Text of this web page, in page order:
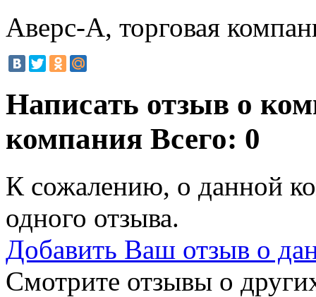
Аверс-А, торговая
Написать отзыв о
компания Всего: 0
К сожалению, о данной
одного отзыва.
Добавить Ваш отзыв о
Смотрите отзывы о